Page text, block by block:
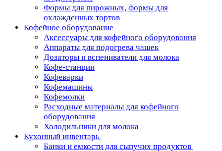
Формы для пирожных, формы для
охлажденных тортов
Кофейное оборудование
Аксессуары для кофейного оборудования
Аппараты для подогрева чашек
Дозаторы и вспениватели для молока
Кофе-станции
Кофеварки
Кофемашины
Кофемолки
Расходные материалы для кофейного
оборудования
Холодильники для молока
Кухонный инвентарь
Банки и емкости для сыпучих продуктов